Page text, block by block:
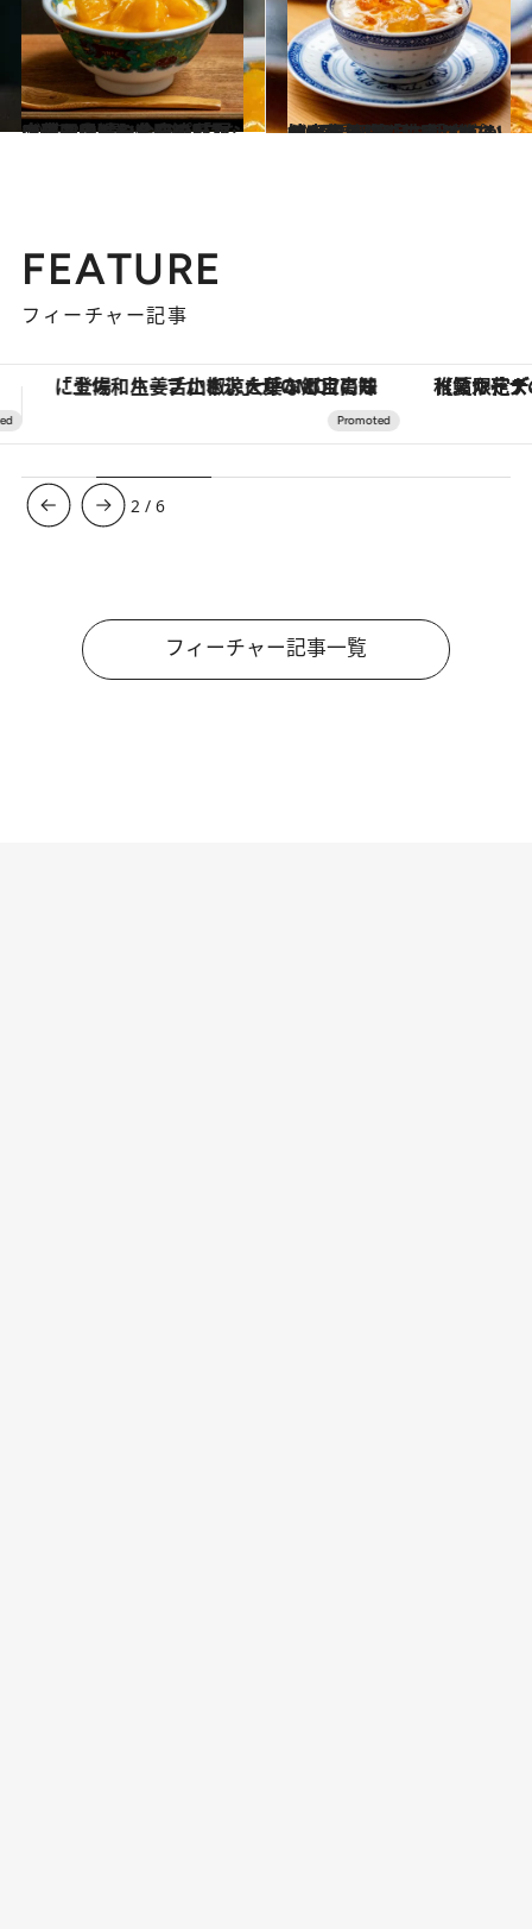
2025.8.9
《高田馬場》冷た〜いマンゴーのせミルクプリン、ぷるぷるな四川風かき氷…リピーター続出！ 中華スイーツ名店の「夏スイーツ4選」〈シノワな店内も◎〉
グルメ 2025.8.9
《高田馬場》しぼりたての水牛ミルクの香りがふわ〜っ！“絶品ミルクプリン”が看板商品…「どこか懐かしい」「甘さが絶妙」人気店の広東スイーツ5選
グルメ
FEATURE
フィーチャー記事
【夏限定ディナーコース】旬を迎える稚鮎や花ズッキーニなどをイタリア・トスカーナの郷土料理の手法で満喫！ ヴァシュロン・コンスタンタ
3 /6
フィーチャー記事一覧